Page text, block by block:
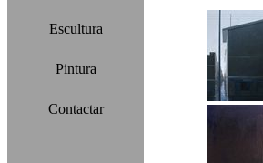
Escultura
Pintura
Contactar